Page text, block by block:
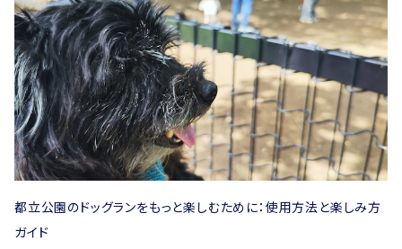
都立公園のドッグランをもっと楽しむために：使用方法と楽しみ方
ガイド